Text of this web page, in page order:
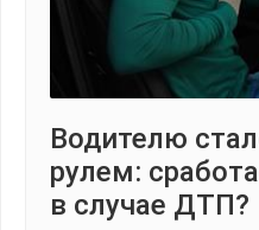
Водителю
рулем:
в случае ДТП?